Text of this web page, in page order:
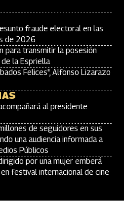
fraude electoral en las
de 2026
para transmitir la posesión
la Espriella
Felices", Alfonso Lizarazo
al presidente
de seguidores en sus
una audiencia informada a
Públicos
por una mujer emberá
festival internacional de cine